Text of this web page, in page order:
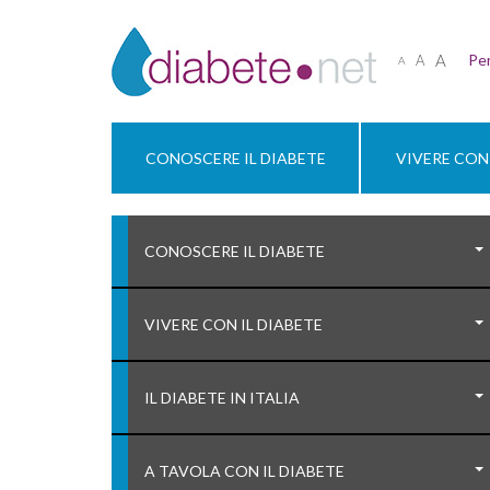
A A A
CONOSCERE IL DIABETE VIVERE
CONOSCERE IL DIABETE
VIVERE CON IL DIABETE
IL DIABETE IN ITALIA
A TAVOLA CON IL DIABETE